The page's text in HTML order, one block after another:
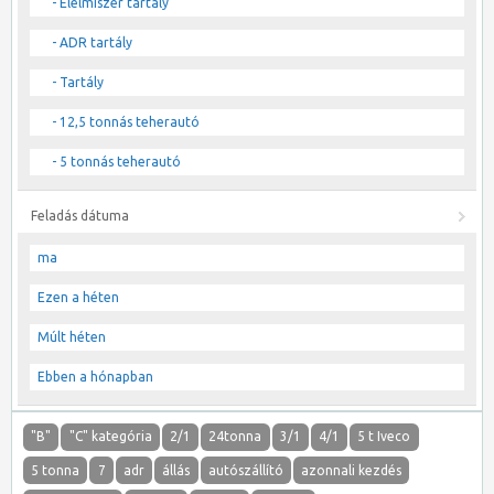
- ADR tartály
- Tartály
- 12,5 tonnás teherautó
- 5 tonnás teherautó
Feladás dátuma
ma
Ezen a héten
Múlt héten
Ebben a hónapban
"B" "C" kategória 2/1 24tonna 3/1 4/1 5 t Iveco
5 tonna 7 adr állás autószállító azonnali kezdés